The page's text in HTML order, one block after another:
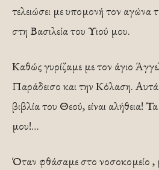
τελειώσει με υπομονή τον αγώνα
στη Βασιλεία του Υιού μου.
Καθώς γυρίζαμε με τον άγιο
Παράδεισο και την Κόλαση.
βιβλία του Θεού, είναι αλήθεια!
μου!…
Όταν φθάσαμε στο νοσοκομείο